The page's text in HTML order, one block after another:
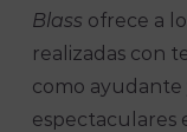
Blass ofrece a
realizadas con
como ayudante
espectaculares